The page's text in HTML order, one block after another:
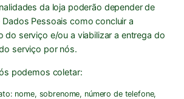
da loja poderão depender de
Pessoais como concluir a
do serviço e/ou a viabilizar a entrega do
serviço por nós.
podemos coletar:
nome, sobrenome, número de telefone,